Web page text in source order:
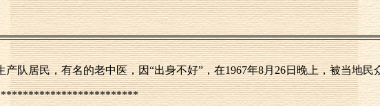
队居民，有名的老中医，因“出身不好”，在1967年8月26日晚上，被当地民